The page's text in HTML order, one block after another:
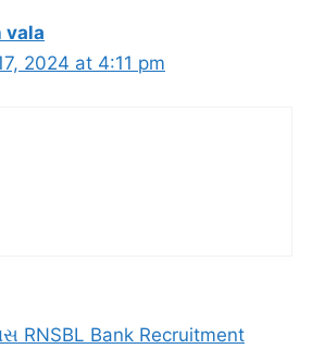
vala
2024 at 4:11 pm
RNSBL Bank Recruitment